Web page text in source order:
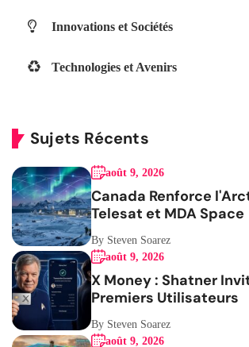
Innovations et Sociétés
Technologies et Avenirs
Sujets Récents
août 9, 2026
Canada Renforce
Telesat et MDA Space
By Steven Soarez
août 9, 2026
X Money : Shatner
Premiers Utilisateurs
By Steven Soarez
août 9, 2026